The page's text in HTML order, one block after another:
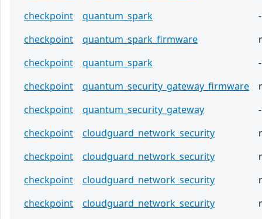
checkpoint
quantum_spark
-
checkpoint
quantum_spark_firmware
checkpoint
quantum_spark
-
checkpoint
quantum_security_gateway_firmware
checkpoint
quantum_security_gateway
-
checkpoint
cloudguard_network_security
checkpoint
cloudguard_network_security
checkpoint
cloudguard_network_security
checkpoint
cloudguard_network_security